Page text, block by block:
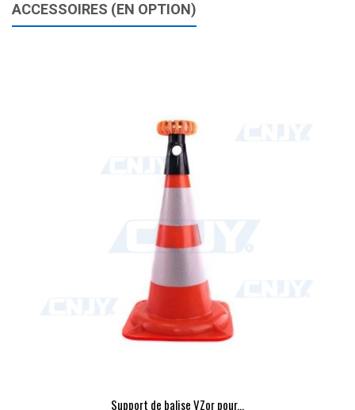
ACCESSOIRES (EN OPTION)
Support de balise VZor pour...